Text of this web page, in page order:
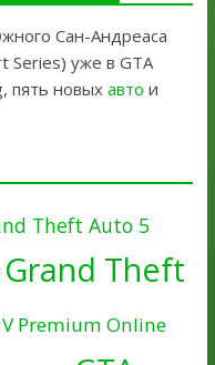
Сан-Андреаса
Series) уже в GTA
пять новыхавто и
Theft Auto 5
Grand Theft
Premium Online